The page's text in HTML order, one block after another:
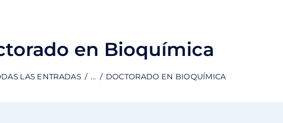
en Bioquímica
LAS ENTRADAS ... DOCTORADO EN BIOQUÍMICA